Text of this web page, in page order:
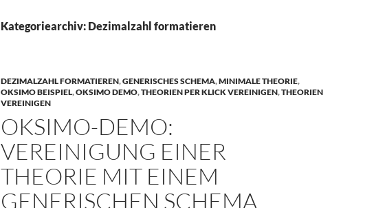
Kategoriearchiv: Dezimalzahl formatieren
DEZIMALZAHL FORMATIEREN,GENERISCHES SCHEMA,MINIMALE THEORIE,
OKSIMO BEISPIEL,OKSIMO DEMO,THEORIEN PER KLICK VEREINIGEN,THEORIEN
VEREINIGEN
OKSIMO-DEMO:
VEREINIGUNG EINER
THEORIE MIT EINEM
GENERISCHEN SCHEMA